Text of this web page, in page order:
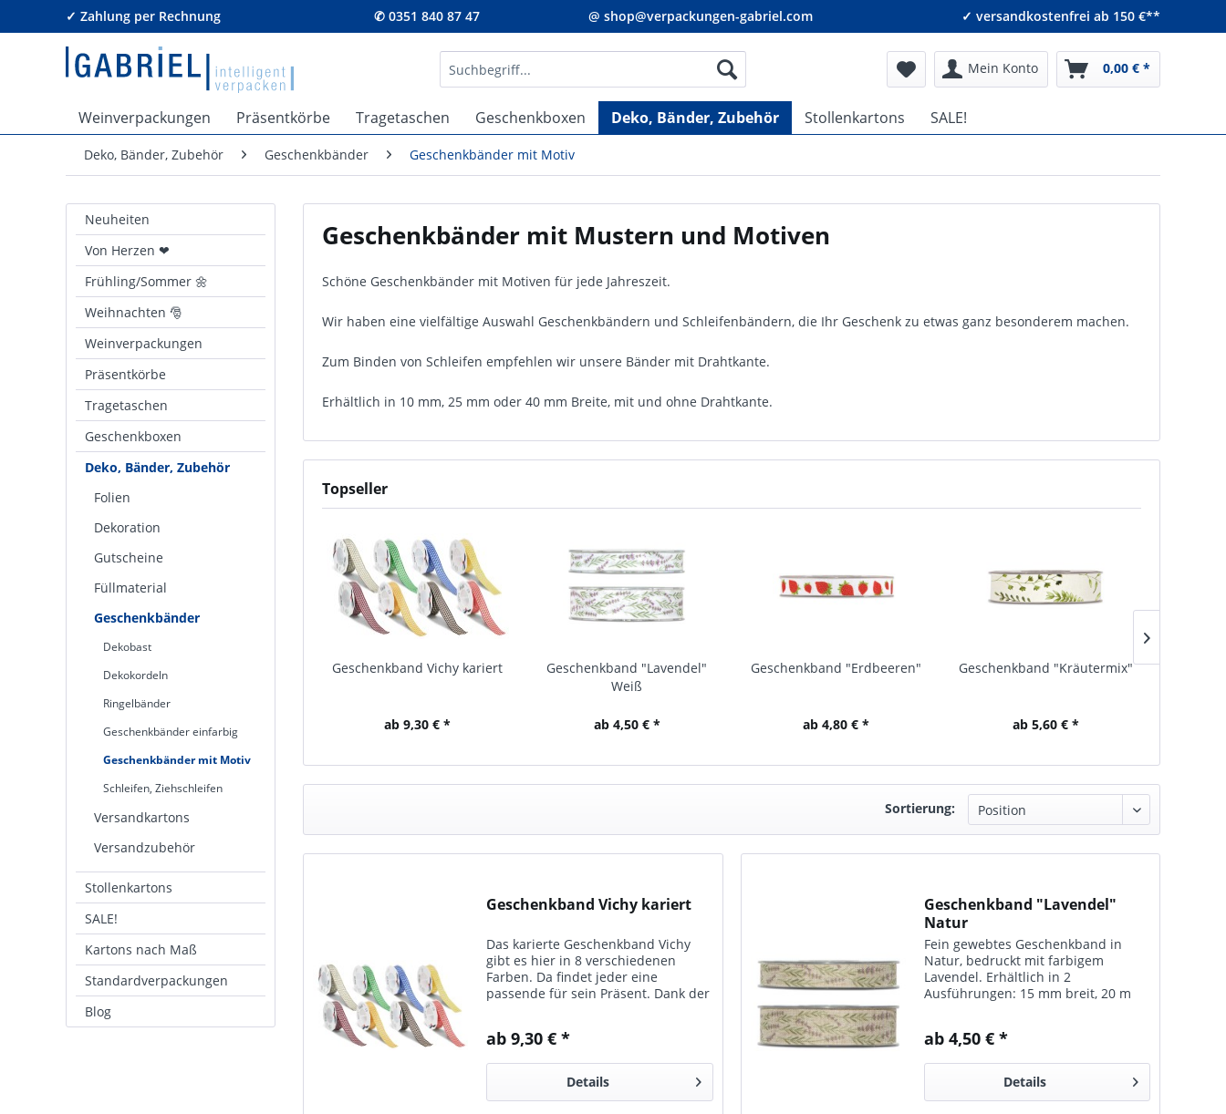
✓ Zahlung per Rechnung ✆ 0351 840 87 47 @ shop@verpackungen-gabriel.com ✓ versandkostenfrei ab 150 €**
Mein Konto 0,00 € *
Weinverpackungen Präsentkörbe Tragetaschen Geschenkboxen Deko, Bänder, Zubehör Stollenkartons SALE!
Deko, Bänder, Zubehör Geschenkbänder Geschenkbänder mit Motiv
Neuheiten
Von Herzen ❤
Frühling/Sommer 🌼
Weihnachten 🎅
Weinverpackungen
Präsentkörbe
Tragetaschen
Geschenkboxen
Deko, Bänder, Zubehör
Folien
Dekoration
Gutscheine
Füllmaterial
Geschenkbänder
Dekobast
Dekokordeln
Ringelbänder
Geschenkbänder einfarbig
Geschenkbänder mit Motiv
Schleifen, Ziehschleifen
Versandkartons
Versandzubehör
Stollenkartons
SALE!
Kartons nach Maß
Standardverpackungen
Blog
Geschenkbänder mit Mustern und Motiven
Schöne Geschenkbänder mit Motiven für jede Jahreszeit.
Wir haben eine vielfältige Auswahl Geschenkbändern und Schleifenbändern, die Ihr Geschenk zu etwas ganz besonderem machen.
Zum Binden von Schleifen empfehlen wir unsere Bänder mit Drahtkante.
Erhältlich in 10 mm, 25 mm oder 40 mm Breite, mit und ohne Drahtkante.
Topseller
Geschenkband Vichy kariert
ab 9,30 € *
Geschenkband "Lavendel"
Weiß
ab 4,50 € *
Geschenkband "Erdbeeren"
ab 4,80 € *
Geschenkband "Kräutermix"
ab 5,60 € *
Sortierung:
Geschenkband Vichy kariert
Das karierte Geschenkband Vichy
gibt es hier in 8 verschiedenen
Farben. Da findet jeder eine
passende für sein Präsent. Dank der
Schleifen binden, die Ihre
Geschenke...
ab 9,30 € *
Details
Geschenkband "Lavendel"
Natur
Fein gewebtes Geschenkband in
Natur, bedruckt mit farbigem
Lavendel. Erhältlich in 2
Ausführungen: 15 mm breit, 20 m
ab 4,50 € *
Details